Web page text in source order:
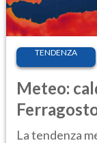
TENDENZA
Meteo:
Ecco dove
La tendenza